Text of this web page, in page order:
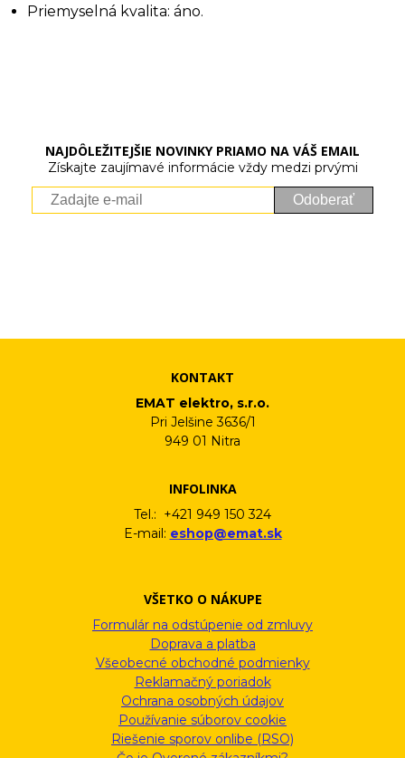
Priemyselná kvalita: áno.
NAJDÔLEŽITEJŠIE NOVINKY PRIAMO NA VÁŠ EMAIL
Získajte zaujímavé informácie vždy medzi prvými
Odoberať
KONTAKT
EMAT elektro, s.r.o.
Pri Jelšine 3636/1
949 01 Nitra
INFOLINKA
Tel.: +421 949 150 324
E-mail: eshop@emat.sk
VŠETKO O NÁKUPE
Formulár na odstúpenie od zmluvy
Doprava a platba
Všeobecné obchodné podmienky
Reklamačný poriadok
Ochrana osobných údajov
Používanie súborov cookie
Riešenie sporov onlibe (RSO)